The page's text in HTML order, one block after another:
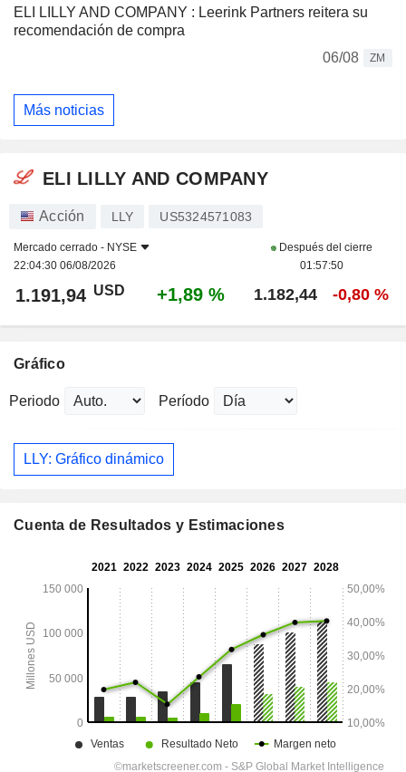
ELI LILLY AND COMPANY : Leerink Partners reitera su
recomendación de compra
06/08
ZM
Más noticias
ELI LILLY AND COMPANY
Acción LLY US5324571083
Mercado cerrado - NYSE
22:04:30 06/08/2026
Después del cierre
01:57:50
1.191,94 USD +1,89 % 1.182,44 -0,80 %
Gráfico
Periodo Período
LLY: Gráfico dinámico
Cuenta de Resultados y Estimaciones